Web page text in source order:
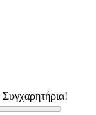
Συγχαρητήρια!